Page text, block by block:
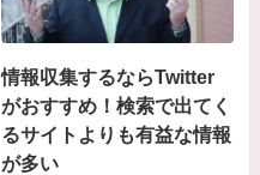
情報収集するならTwitter
がおすすめ！検索で出てく
るサイトよりも有益な情報
が多い